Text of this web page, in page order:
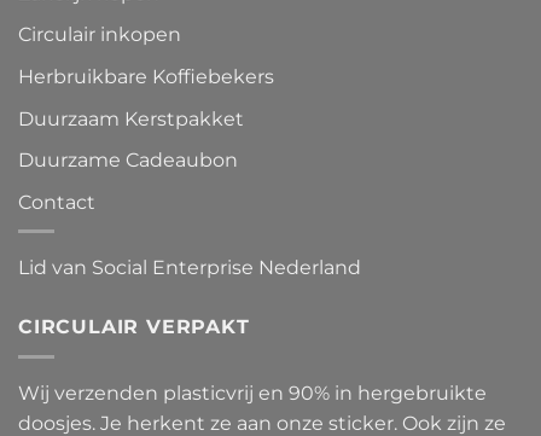
Circulair inkopen
Herbruikbare Koffiebekers
Duurzaam Kerstpakket
Duurzame Cadeaubon
Contact
Lid van Social Enterprise Nederland
CIRCULAIR VERPAKT
Wij verzenden plasticvrij en 90% in hergebruikte
doosjes. Je herkent ze aan onze sticker. Ook zijn ze